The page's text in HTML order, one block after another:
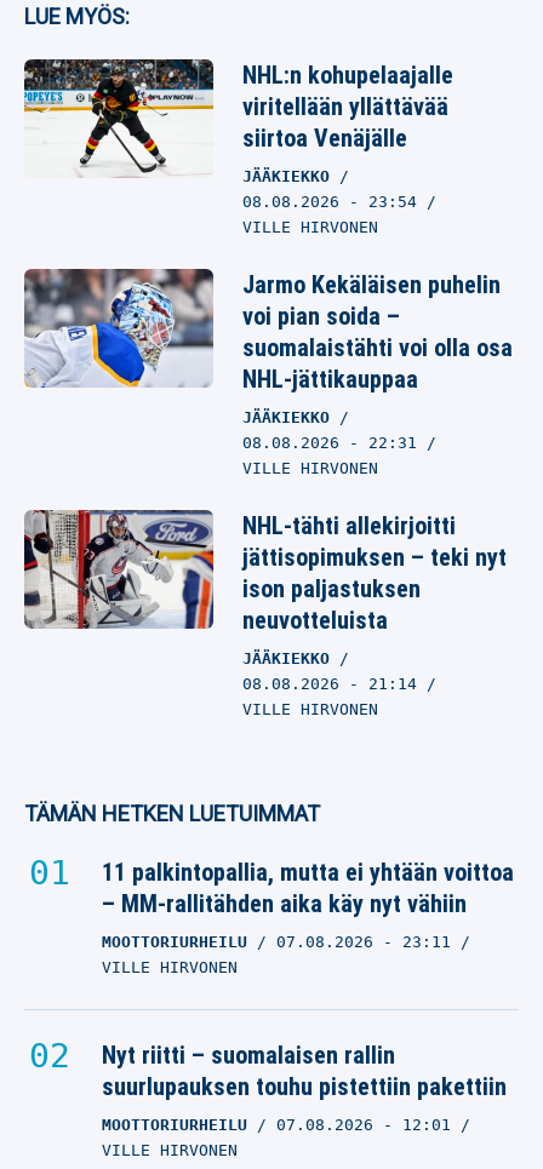
LUE MYÖS:
NHL:n kohupelaajalle
viritellään yllättävää
siirtoa Venäjälle
JÄÄKIEKKO
08.08.2026 - 23:54
VILLE HIRVONEN
Jarmo Kekäläisen puhelin
voi pian soida –
suomalaistähti voi olla osa
NHL-jättikauppaa
JÄÄKIEKKO
08.08.2026 - 22:31
VILLE HIRVONEN
NHL-tähti allekirjoitti
jättisopimuksen – teki nyt
ison paljastuksen
neuvotteluista
JÄÄKIEKKO
08.08.2026 - 21:14
VILLE HIRVONEN
TÄMÄN HETKEN LUETUIMMAT
11 palkintopallia, mutta ei yhtään voittoa
– MM-rallitähden aika käy nyt vähiin
MOOTTORIURHEILU 07.08.2026 - 23:11
VILLE HIRVONEN
Nyt riitti – suomalaisen rallin
suurlupauksen touhu pistettiin pakettiin
MOOTTORIURHEILU 07.08.2026 - 12:01
VILLE HIRVONEN